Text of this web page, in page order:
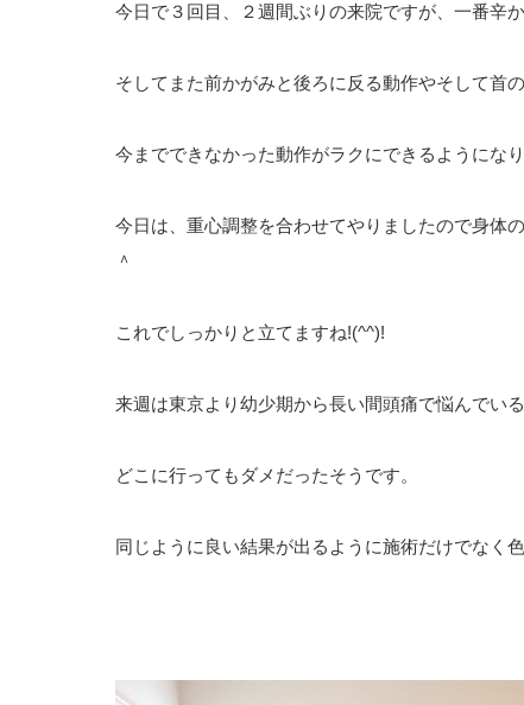
今日で３回目、２週間ぶりの来院ですが、一番辛
そしてまた前かがみと後ろに反る動作やそして首
今までできなかった動作がラクにできるようになり
今日は、重心調整を合わせてやりましたので身体
＾
これでしっかりと立てますね!(^^)!
来週は東京より幼少期から長い間頭痛で悩んでい
どこに行ってもダメだったそうです。
同じように良い結果が出るように施術だけでなく